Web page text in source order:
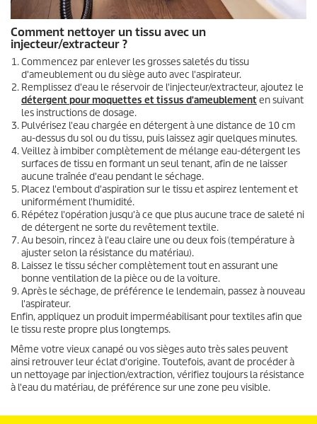
Comment nettoyer un tissu avec un
injecteur/extracteur ?
Commencez par enlever les grosses saletés du tissu
d'ameublement ou du siège auto avec l'aspirateur.
Remplissez d'eau le réservoir de l'injecteur/extracteur, ajoutez le
détergent pour moquettes et tissus d'ameublementen suivant
les instructions de dosage.
Pulvérisez l'eau chargée en détergent à une distance de 10 cm
au-dessus du sol ou du tissu, puis laissez agir quelques minutes.
Veillez à imbiber complètement de mélange eau-détergent les
surfaces de tissu en formant un seul tenant, afin de ne laisser
aucune traînée d'eau pendant le séchage.
Placez l'embout d'aspiration sur le tissu et aspirez lentement et
uniformément l'humidité.
Répétez l'opération jusqu'à ce que plus aucune trace de saleté ni
de détergent ne sorte du revêtement textile.
Au besoin, rincez à l'eau claire une ou deux fois (température à
ajuster selon la résistance du matériau).
Laissez le tissu sécher complètement tout en assurant une
bonne ventilation de la pièce ou de la voiture.
Après le séchage, de préférence le lendemain, passez à nouveau
l'aspirateur.
Enfin, appliquez un produit imperméabilisant pour textiles afin que
le tissu reste propre plus longtemps.
Même votre vieux canapé ou vos sièges auto très sales peuvent
ainsi retrouver leur éclat d'origine. Toutefois, avant de procéder à
un nettoyage par injection/extraction, vérifiez toujours la résistance
à l'eau du matériau, de préférence sur une zone peu visible.